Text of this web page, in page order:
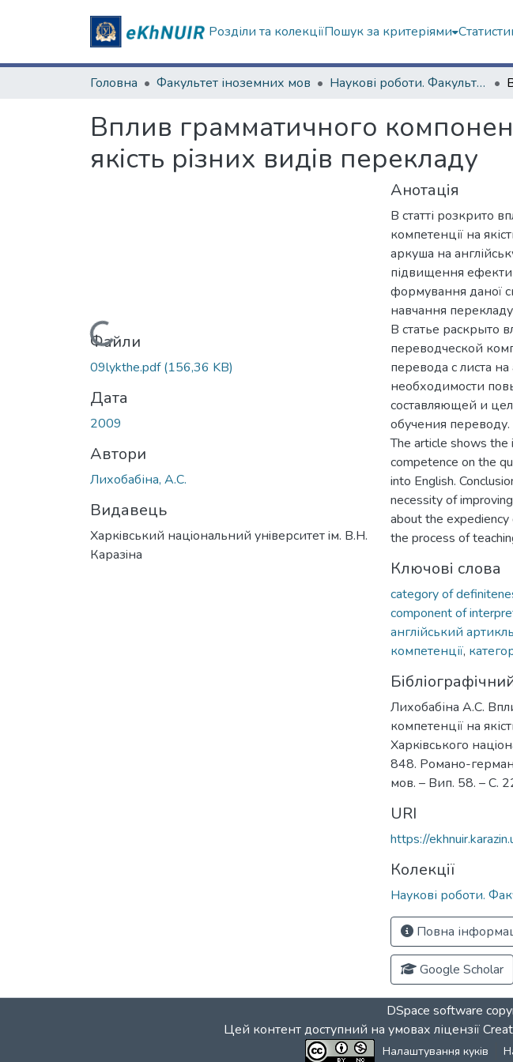
Розділи та колекціїПошук за критеріями
Головна Факультет іноземних мов Наукові роботи. Факультет іноземних мов
Вплив грамматичного
якість різних видів перекладу
Вантажиться...
Файли
09lykthe.pdf(156,36 KB)
Дата
2009
Автори
Лихобабіна, А.С.
Видавець
Харкiвський нацiональний унiверситет iм. В.Н.
Каразiна
Анотація
В статті розкрито
компетенції на
аркуша на
підвищення
формування даної
навчання
В статье раскрыто
переводческой
перевода с листа
необходимости
составляющей и
обучения переводу.
The article shows the
competence on the
into English.
necessity of
about the
the process of
Ключові слова
category of
component of
англійський артикль
компетенції,
Лихобабіна А.С.
компетенції на
Харкiвського
848. Романо-
мов. – Вип. 58. – С.
URI
https://
Колекції
Наукові роботи.
Повна
Google Scholar
DSpace software
Цей контент доступний на умовах ліцензії
Налаштування куків